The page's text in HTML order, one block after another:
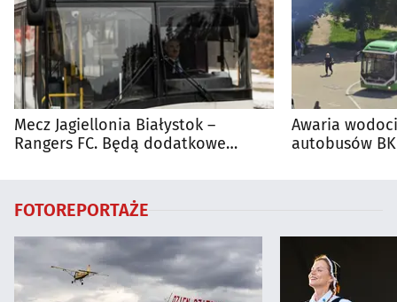
Mecz Jagiellonia Białystok –
Rangers FC. Będą dodatkowe
Awaria
autobusów
FOTOREPORTAŻE